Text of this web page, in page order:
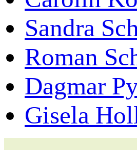
Sandra
Roman
Dagmar
Gisela